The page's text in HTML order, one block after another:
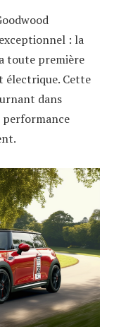
: la
toute première
électrique. Cette
dans
performance